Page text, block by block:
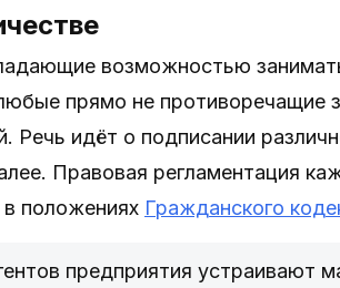
возможностью
прямо не противоречащие
Речь идёт о подписании
Правовая регламентация
положениях Гражданского
предприятия устраивают